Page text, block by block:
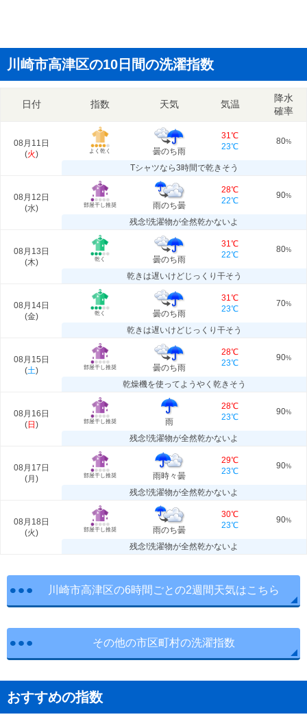
川崎市高津区の10日間の洗濯指数
日付 指数 天気 気温
降水
確率
08月11日
(火) よく乾く 曇のち雨
31℃
23℃
80%
Tシャツなら3時間で乾きそう
08月12日
(水) 部屋干し推奨 雨のち曇
28℃
22℃
90%
残念!洗濯物が全然乾かないよ
08月13日
(木) 乾く 曇のち雨
31℃
22℃
80%
乾きは遅いけどじっくり干そう
08月14日
(金) 乾く 曇のち雨
31℃
23℃
70%
乾きは遅いけどじっくり干そう
08月15日
(土) 部屋干し推奨 曇のち雨
28℃
23℃
90%
乾燥機を使ってようやく乾きそう
08月16日
(日 ) 部屋干し推奨 雨
28℃
23℃
90%
残念!洗濯物が全然乾かないよ
08月17日
(月 ) 部屋干し推奨 雨時々曇
29℃
23℃
90%
残念!洗濯物が全然乾かないよ
08月18日
(火) 部屋干し推奨 雨のち曇
30℃
23℃
90%
残念!洗濯物が全然乾かないよ
川崎市高津区の6時間ごとの2週間天気はこちら
その他の市区町村の洗濯指数
おすすめの指数